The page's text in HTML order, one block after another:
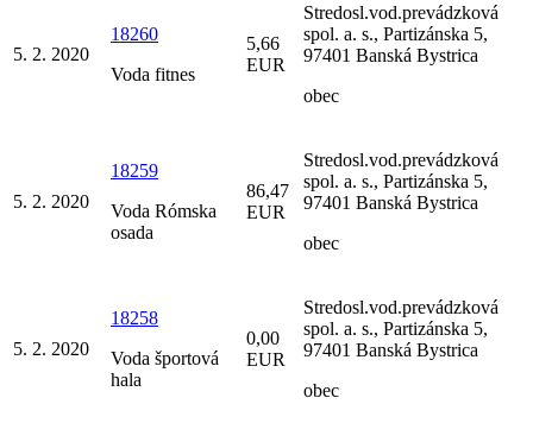
5. 2. 2020
18260
Voda fitnes
5,66
EUR
Stredosl.vod.prevádzková
spol. a. s., Partizánska 5,
97401 Banská Bystrica
obec
5. 2. 2020
18259
Voda Rómska
osada
86,47
EUR
Stredosl.vod.prevádzková
spol. a. s., Partizánska 5,
97401 Banská Bystrica
obec
5. 2. 2020
18258
Voda športová
hala
0,00
EUR
Stredosl.vod.prevádzková
spol. a. s., Partizánska 5,
97401 Banská Bystrica
obec